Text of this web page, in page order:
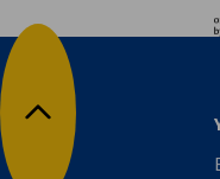
Επιστροφή στην